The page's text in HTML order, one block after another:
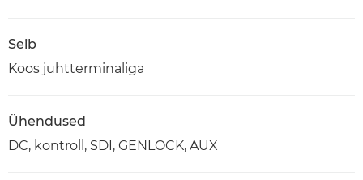
Seib
Koos juhtterminaliga
Ühendused
DC, kontroll, SDI, GENLOCK, AUX